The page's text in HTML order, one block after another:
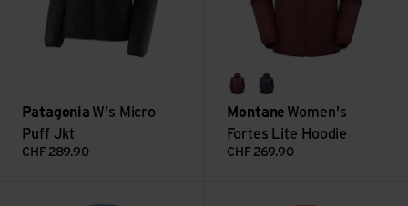
Patagonia W's Micro
Puff Jkt
CHF 289.90
sumaceclipse blue
Montane Women's
Fortes Lite Hoodie
CHF 269.90